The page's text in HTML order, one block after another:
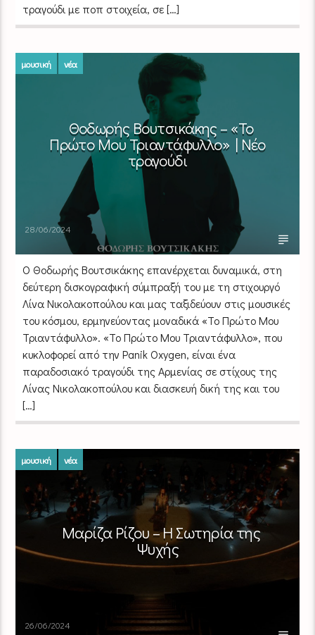
τραγούδι με ποπ στοιχεία, σε […]
μουσική νέα
Θοδωρής Βουτσικάκης – «Το
Πρώτο Μου Τριαντάφυλλο» | Νέο
τραγούδι
28/06/2024
Ο Θοδωρής Βουτσικάκης επανέρχεται δυναμικά, στη
δεύτερη δισκογραφική σύμπραξή του με τη στιχουργό
Λίνα Νικολακοπούλου και μας ταξιδεύουν στις μουσικές
του κόσμου, ερμηνεύοντας μοναδικά «Το Πρώτο Μου
Τριαντάφυλλο». «Το Πρώτο Μου Τριαντάφυλλο», που
κυκλοφορεί από την Panik Oxygen, είναι ένα
παραδοσιακό τραγούδι της Αρμενίας σε στίχους της
Λίνας Νικολακοπούλου και διασκευή δική της και του
[…]
μουσική νέα
Μαρίζα Ρίζου – Η Σωτηρία της
Ψυχής
26/06/2024